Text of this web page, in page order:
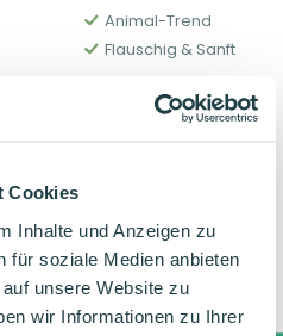
Cookies
Inhalte und Anzeigen zu
für soziale Medien anbieten
unsere Website zu
wir Informationen zu Ihrer
Animal-Trend
Flauschig & Sanft